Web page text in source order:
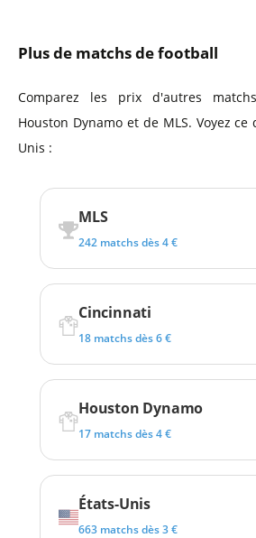
Plus de matchs de football
Comparez les prix d'autres
Houston Dynamo et de MLS. Voyez
Unis :
MLS
242 matchs dès 4 €
Cincinnati
18 matchs dès 6 €
Houston Dynamo
17 matchs dès 4 €
États-Unis
663 matchs dès 3 €